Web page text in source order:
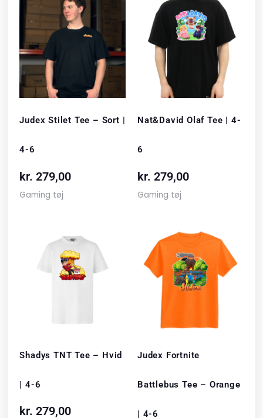
Judex Stilet Tee – Sort |
4-6
kr. 279,00
Gaming tøj
Nat&David Olaf Tee | 4-
6
kr. 279,00
Gaming tøj
Shadys TNT Tee – Hvid
| 4-6
kr. 279,00
Judex Fortnite
Battlebus Tee – Orange
| 4-6